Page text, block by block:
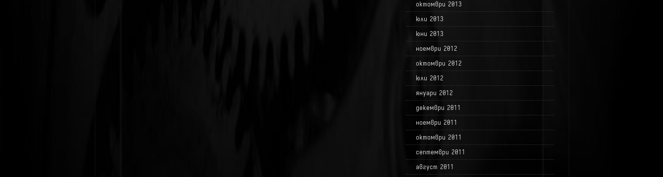
октомври 2013
юли 2013
юни 2013
ноември 2012
октомври 2012
юли 2012
януари 2012
декември 2011
ноември 2011
октомври 2011
септември 2011
август 2011